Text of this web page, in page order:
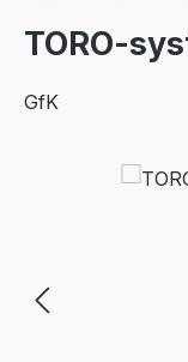
TORO-
GfK
Bildergalerie